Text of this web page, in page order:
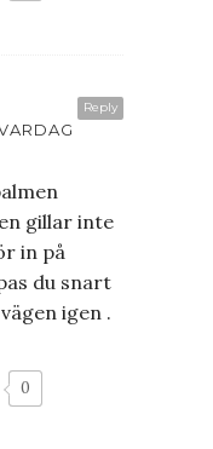
Reply
gillar inte
in på
du snart
igen .
0